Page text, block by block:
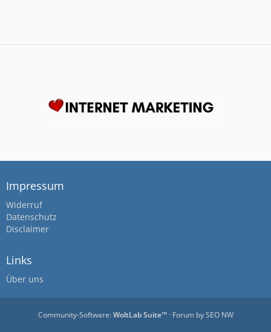
Impressum
Widerruf
Datenschutz
Disclaimer
Links
Über uns
Community-Software:WoltLab Suite™· Forum bySEO NW